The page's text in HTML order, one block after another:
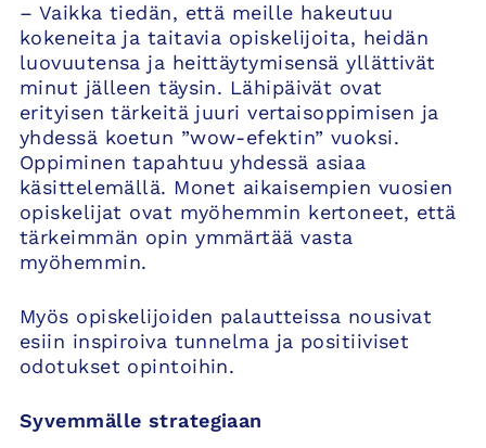
– Vaikka tiedän, että meille hakeutuu
kokeneita ja taitavia opiskelijoita, heidän
luovuutensa ja heittäytymisensä yllättivät
minut jälleen täysin. Lähipäivät ovat
erityisen tärkeitä juuri vertaisoppimisen ja
yhdessä koetun ”wow-efektin” vuoksi.
Oppiminen tapahtuu yhdessä asiaa
käsittelemällä. Monet aikaisempien vuosien
opiskelijat ovat myöhemmin kertoneet, että
tärkeimmän opin ymmärtää vasta
myöhemmin.
Myös opiskelijoiden palautteissa nousivat
esiin inspiroiva tunnelma ja positiiviset
odotukset opintoihin.
Syvemmälle strategiaan